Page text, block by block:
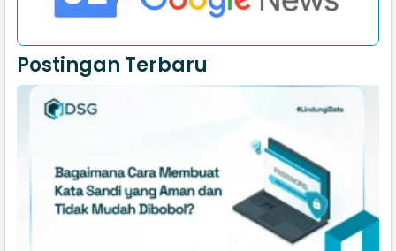
Postingan Terbaru